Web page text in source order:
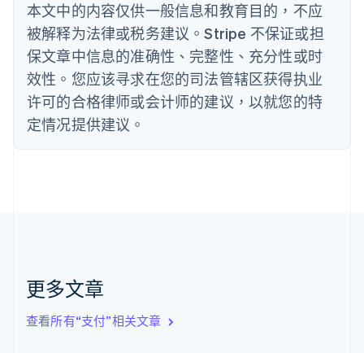
本文中的内容仅供一般信息和教育目的，不应
被解释为法律或税务建议。Stripe 不保证或担
保文章中信息的准确性、完整性、充分性或时
效性。您应该寻求在您的司法管辖区获得执业
许可的合格律师或会计师的建议，以就您的特
定情况提供建议。
更多文章
查看所有“支付”相关文章
English
丹麦
English
德国
DeutschEnglish
法国
FrançaisEnglish
芬兰
EnglishSvenska
English Italiano
拉脱维亚
立陶宛